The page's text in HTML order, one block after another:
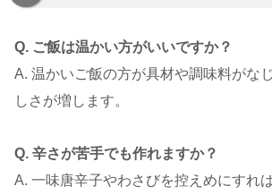
Q. ご飯は温かい方がいいですか？
A. 温かいご飯の方が具材や調味料がな
しさが増します。
Q. 辛さが苦手でも作れますか？
A. 一味唐辛子やわさびを控えめにすれ